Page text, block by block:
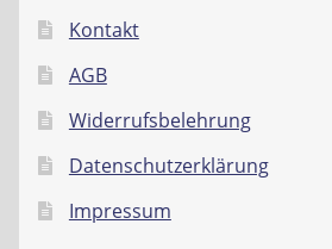
Kontakt
AGB
Widerrufsbelehrung
Datenschutzerklärung
Impressum